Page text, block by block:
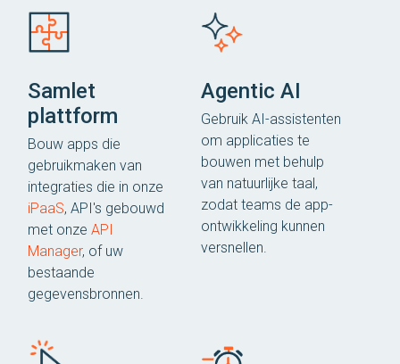
Samlet
plattform
Bouw apps die
gebruikmaken van
integraties die in onze
iPaaS, API's gebouwd
met onze API
Manager, of uw
bestaande
gegevensbronnen.
Agentic AI
Gebruik AI-assistenten
om applicaties te
bouwen met behulp
van natuurlijke taal,
zodat teams de app-
ontwikkeling kunnen
versnellen.